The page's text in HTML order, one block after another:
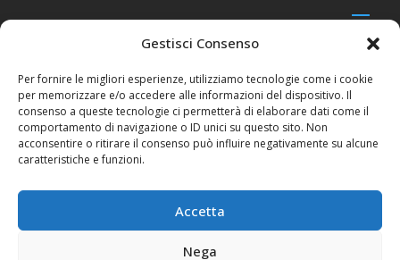
Gestisci Consenso
Per fornire le migliori esperienze, utilizziamo tecnologie come i cookie
per memorizzare e/o accedere alle informazioni del dispositivo. Il
consenso a queste tecnologie ci permetterà di elaborare dati come il
comportamento di navigazione o ID unici su questo sito. Non
acconsentire o ritirare il consenso può influire negativamente su alcune
caratteristiche e funzioni.
Accetta
Nega
CONTATTI
Via R. Giuliani 70/c Rosso, 50141 Firenze FI
+39 055 4289002 / +39 392 2343100
info@consolestation.it
P.Iva 04990180483